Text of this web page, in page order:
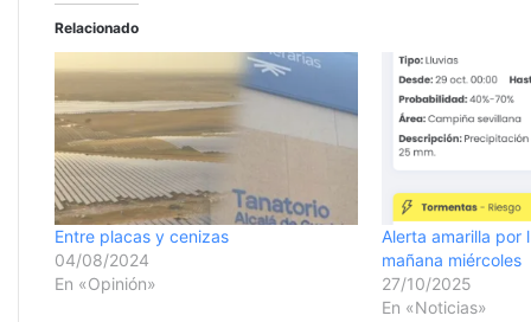
Relacionado
Entre placas y cenizas
04/08/2024
En «Opinión»
Alerta amarilla por
mañana miércoles
27/10/2025
En «Noticias»